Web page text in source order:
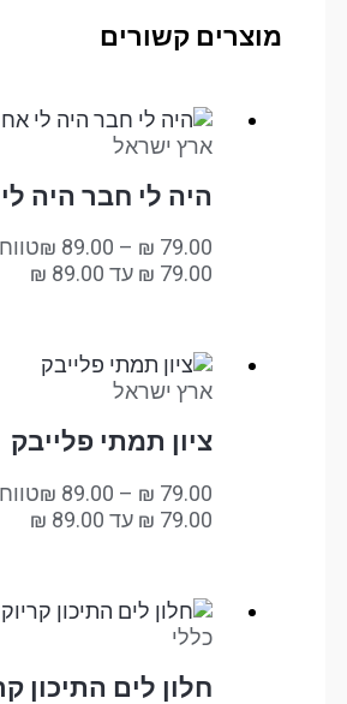
מוצרים קשורים
ארץ ישראל
היה לי חבר היה
₪ 79.00
–
₪ 89.00
ארץ ישראל
ציון תמתי פלייבק
₪ 79.00
–
₪ 89.00
כללי
חלון לים התיכון